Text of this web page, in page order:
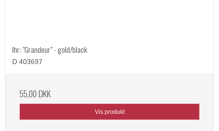
Ihr: "Grandeur" - gold/black
D 403697
55,00 DKK
Vis produkt